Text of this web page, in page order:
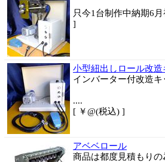
只今1台制作中納期6
]
小型紐出しロール改造
インバーター付改造キ
....
[ ￥@(税込) ]
アベベロール
商品は都度見積もりの